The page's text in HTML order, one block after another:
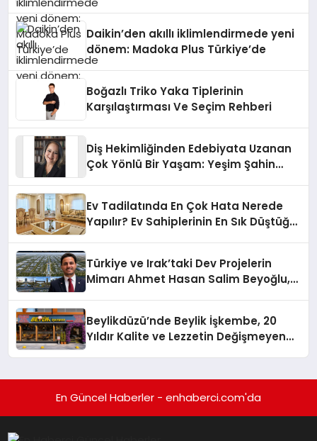
Daikin’den akıllı iklimlendirmede yeni
dönem: Madoka Plus Türkiye’de
Boğazlı Triko Yaka Tiplerinin
Karşılaştırması Ve Seçim Rehberi
Diş Hekimliğinden Edebiyata Uzanan
Çok Yönlü Bir Yaşam: Yeşim Şahin
Ev Tadilatında En Çok Hata Nerede
Yapılır? Ev Sahiplerinin En Sık Düştüğü
Türkiye ve Irak’taki Dev Projelerin
Mimarı Ahmet Hasan Salim Beyoğlu,
Hayata Geçirecek
Beylikdüzü’nde Beylik İşkembe, 20
Yıldır Kalite ve Lezzetin Değişmeyen
En Güncel Haberler - enhaberci.com'da